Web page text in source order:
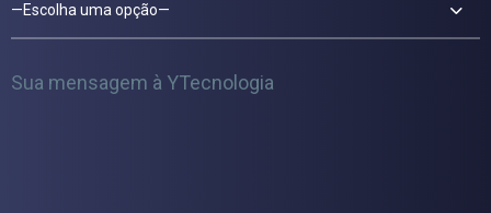
—Escolha uma opção—
Sua mensagem à YTecnologia